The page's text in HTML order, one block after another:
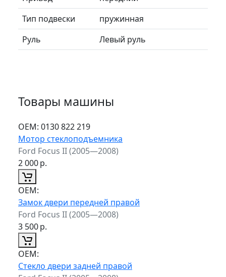
Тип подвески
пружинная
Руль
Левый руль
Товары машины
ОЕМ: 0130 822 219
Мотор стеклоподъемника
Ford Focus II (2005—2008)
2 000р.
ОЕМ:
Замок двери передней правой
Ford Focus II (2005—2008)
3 500р.
ОЕМ:
Стекло двери задней правой